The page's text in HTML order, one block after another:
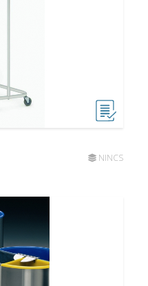
NINCS